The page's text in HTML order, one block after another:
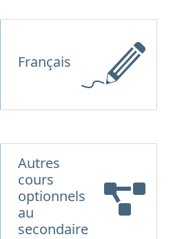
Français
Autres
cours
optionnels
au
secondaire